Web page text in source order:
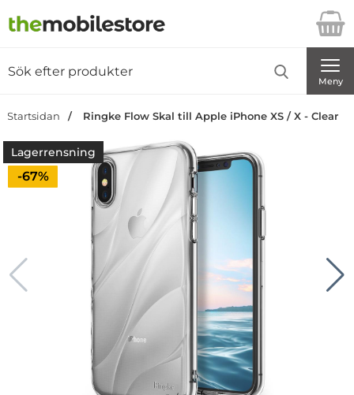
Startsidan för Danira Telecom AB
Meny
Startsidan Ringke Flow Skal till Apple iPhone XS / X - Clear
Lagerrensning
Priset är nedsatt med
-67%